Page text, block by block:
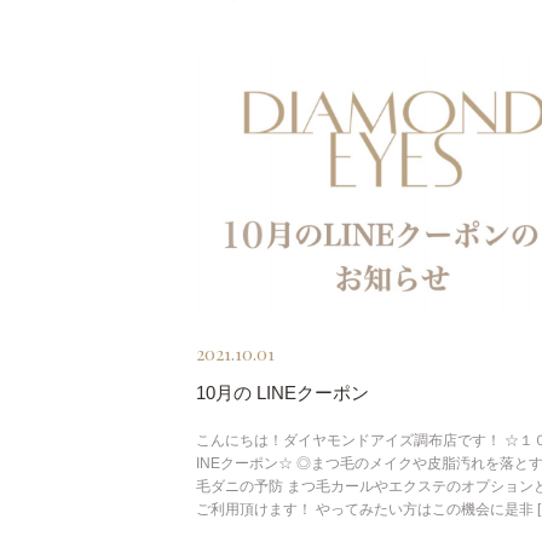
2021.10.01
10月の LINEクーポン
こんにちは！ダイヤモンドアイズ調布店です！ ☆１
INEクーポン☆ ◎まつ毛のメイクや皮脂汚れを落と
毛ダニの予防 まつ毛カールやエクステのオプション
ご利用頂けます！ やってみたい方はこの機会に是非